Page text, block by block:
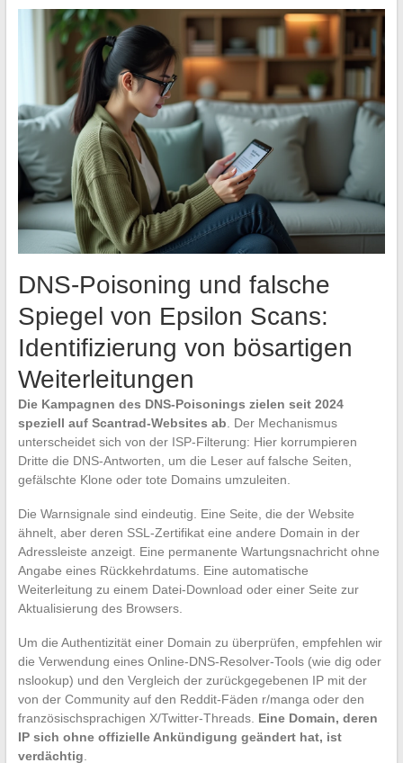
DNS-Poisoning und falsche
Spiegel von Epsilon Scans:
Identifizierung von bösartigen
Weiterleitungen
Die Kampagnen des DNS-Poisonings zielen seit 2024
speziell auf Scantrad-Websites ab . Der Mechanismus
unterscheidet sich von der ISP-Filterung: Hier korrumpieren
Dritte die DNS-Antworten, um die Leser auf falsche Seiten,
gefälschte Klone oder tote Domains umzuleiten.
Die Warnsignale sind eindeutig. Eine Seite, die der Website
ähnelt, aber deren SSL-Zertifikat eine andere Domain in der
Adressleiste anzeigt. Eine permanente Wartungsnachricht ohne
Angabe eines Rückkehrdatums. Eine automatische
Weiterleitung zu einem Datei-Download oder einer Seite zur
Aktualisierung des Browsers.
Um die Authentizität einer Domain zu überprüfen, empfehlen wir
die Verwendung eines Online-DNS-Resolver-Tools (wie dig oder
nslookup) und den Vergleich der zurückgegebenen IP mit der
von der Community auf den Reddit-Fäden r/manga oder den
französischsprachigen X/Twitter-Threads. Eine Domain, deren
IP sich ohne offizielle Ankündigung geändert hat, ist
verdächtig